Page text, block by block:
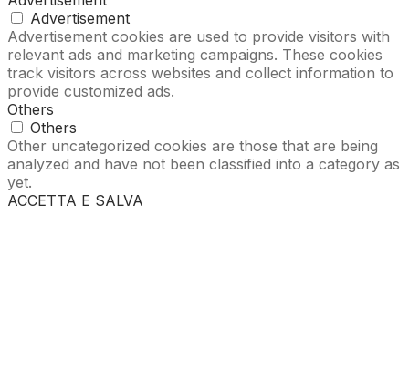
Advertisement
Advertisement cookies are used to provide visitors with
relevant ads and marketing campaigns. These cookies
track visitors across websites and collect information to
provide customized ads.
Others
Others
Other uncategorized cookies are those that are being
analyzed and have not been classified into a category as
yet.
ACCETTA E SALVA